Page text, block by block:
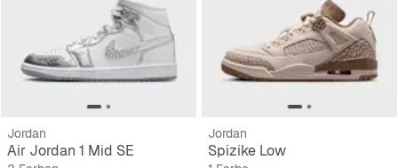
Jordan
Air Jordan 1 Mid SE
Jordan
Spizike Low